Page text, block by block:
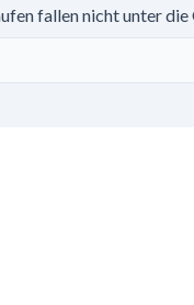
fallen nicht unter